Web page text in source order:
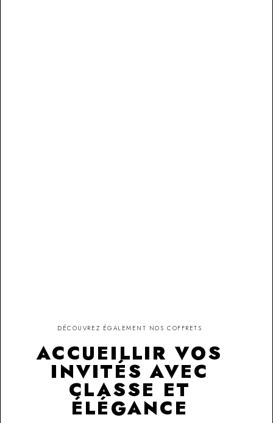
DÉCOUVREZ ÉGALEMENT NOS COFFRETS
ACCUEILLIR VOS
INVITÉS AVEC
CLASSE ET
ÉLÉGANCE